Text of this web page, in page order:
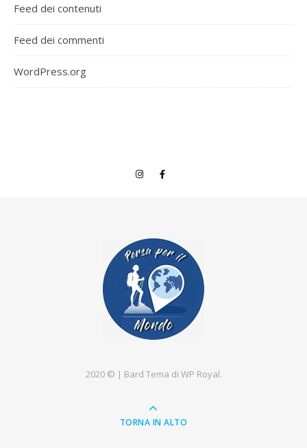
Feed dei contenuti
Feed dei commenti
WordPress.org
2020 © | Bard Tema di WP Royal.
TORNA IN ALTO